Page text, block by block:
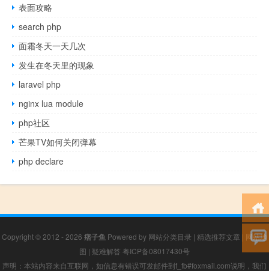
表面攻略
search php
面霜冬天一天几次
发生在冬天里的现象
laravel php
nginx lua module
php社区
芒果TV如何关闭弹幕
php declare
Copyright © 2012 - 2026 痞子鱼 Powered by 网站分类目录 | 精选推荐文章 | 网站地
图 | 疑难解答 粤ICP备08017430号
声明：本站内容来自互联网，如信息有错误可发邮件到f_fb#foxmail.com说明，我们